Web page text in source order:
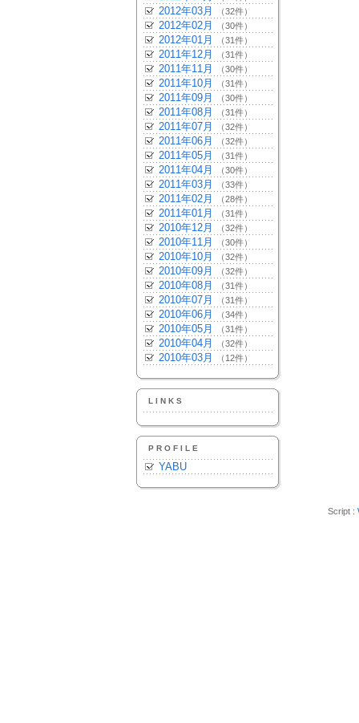
2012年03月 （32件）
2012年02月 （30件）
2012年01月 （31件）
2011年12月 （31件）
2011年11月 （30件）
2011年10月 （31件）
2011年09月 （30件）
2011年08月 （31件）
2011年07月 （32件）
2011年06月 （32件）
2011年05月 （31件）
2011年04月 （30件）
2011年03月 （33件）
2011年02月 （28件）
2011年01月 （31件）
2010年12月 （32件）
2010年11月 （30件）
2010年10月 （32件）
2010年09月 （32件）
2010年08月 （31件）
2010年07月 （31件）
2010年06月 （34件）
2010年05月 （31件）
2010年04月 （32件）
2010年03月 （12件）
LINKS
PROFILE
YABU
Script :